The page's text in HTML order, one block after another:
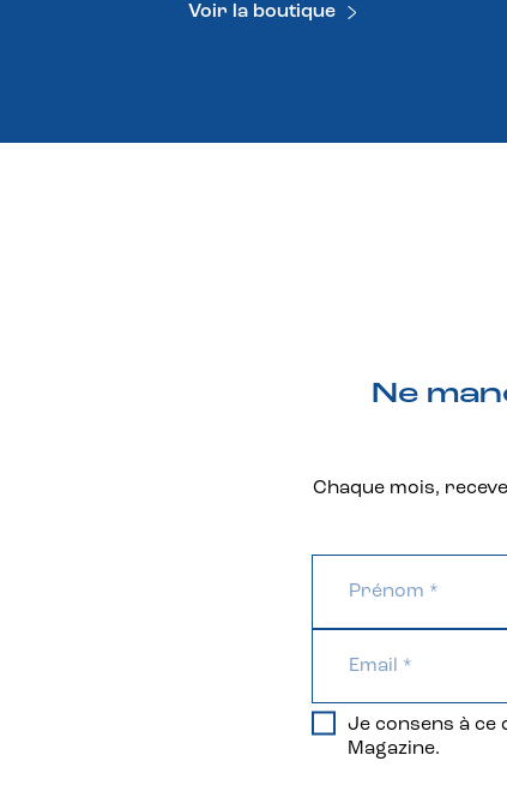
Voir la boutique
Ne
Chaque mois,
Je consens à ce
Magazine.